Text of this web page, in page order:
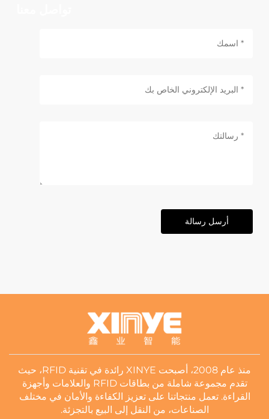
أرسل رسالة
منذ عام 2008، أصبحت XINYE رائدة في تقنية RFID، حيث
تقدم مجموعة شاملة من بطاقات RFID والعلامات وأجهزة
القراءة. تعمل منتجاتنا على تعزيز الكفاءة والأمان في مختلف
الصناعات، من النقل إلى البيع بالتجزئة.